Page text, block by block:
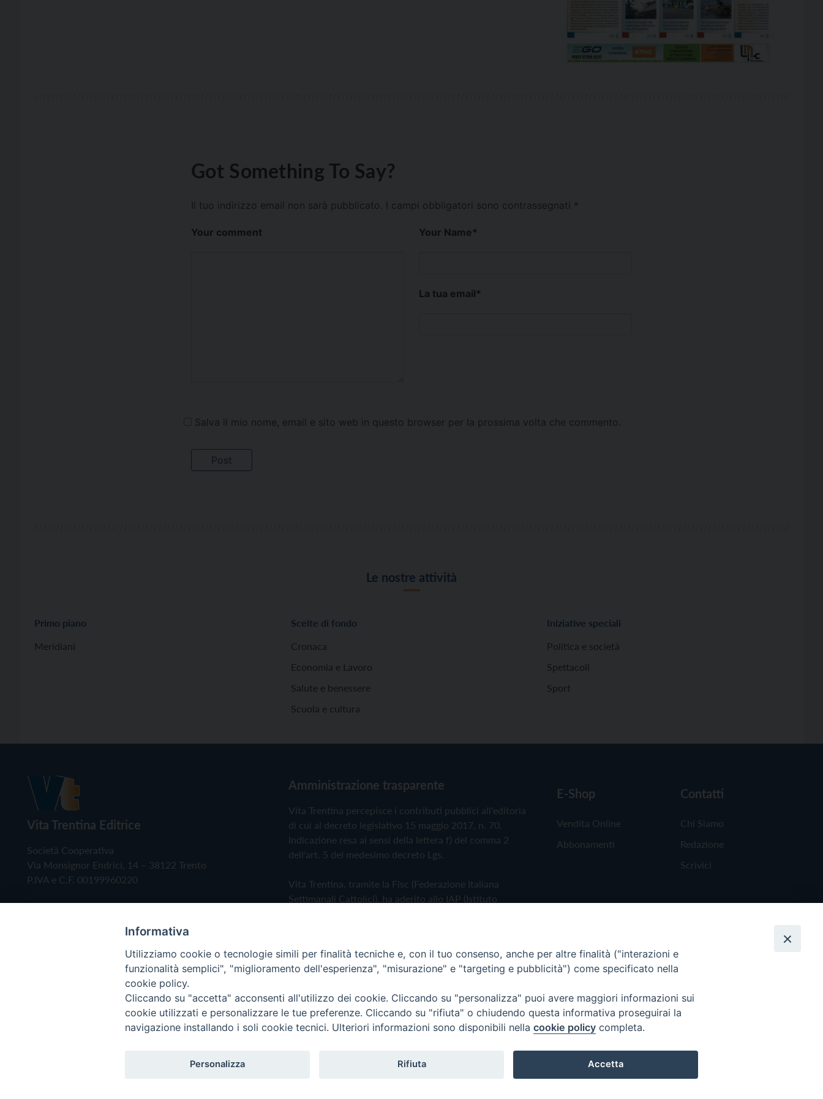
Got Something To Say?
Il tuo indirizzo email non sarà pubblicato. I campi obbligatori sono contrassegnati *
Your comment Your Name*
La tua email*
Salva il mio nome, email e sito web in questo browser per la prossima volta che commento.
Le nostre attività
Primo piano
Meridiani
Scelte di fondo
Cronaca
Economia e Lavoro
Salute e benessere
Scuola e cultura
Iniziative speciali
Politica e società
Spettacoli
Sport
Vita Trentina Editrice
Società Cooperativa
Via Monsignor Endrici, 14 – 38122 Trento
P.IVA e C.F. 00199960220
Amministrazione trasparente
Vita Trentina percepisce i contributi pubblici all'editoria
di cui al decreto legislativo 15 maggio 2017, n. 70.
Indicazione resa ai sensi della lettera f) del comma 2
dell'art. 5 del medesimo decreto Lgs.
Vita Trentina, tramite la Fisc (Federazione Italiana
Settimanali Cattolici), ha aderito allo IAP (Istituto
Privacy Policy Cookie Policy
E-Shop
Vendita Online
Abbonamenti
Contatti
Chi Siamo
Redazione
Scrivici
Copyright © 2019 - Tutti i diritti riservati - Vita Trentina Editrice
Informativa
Utilizziamo cookie o tecnologie simili per finalità tecniche e, con il tuo consenso, anche per altre finalità ("interazioni e
funzionalità semplici", "miglioramento dell'esperienza", "misurazione" e "targeting e pubblicità") come specificato nella
cookie policy.
Cliccando su "accetta" acconsenti all'utilizzo dei cookie. Cliccando su "personalizza" puoi avere maggiori informazioni sui
cookie utilizzati e personalizzare le tue preferenze. Cliccando su "rifiuta" o chiudendo questa informativa proseguirai la
navigazione installando i soli cookie tecnici. Ulteriori informazioni sono disponibili nella cookie policy completa.
Personalizza Rifiuta Accetta